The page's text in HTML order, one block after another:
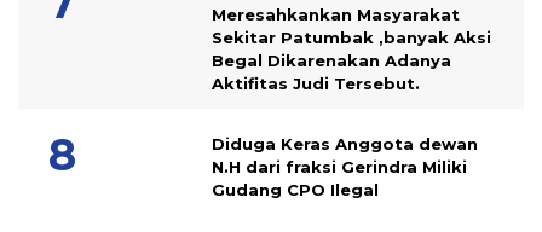
Meresahkankan Masyarakat
Sekitar Patumbak ,banyak Aksi
Begal Dikarenakan Adanya
Aktifitas Judi Tersebut.
Diduga Keras Anggota dewan
N.H dari fraksi Gerindra Miliki
Gudang CPO Ilegal